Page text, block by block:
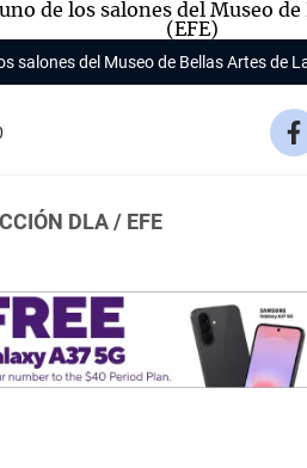
salones del Museo de Bellas Artes de
DLA / EFE